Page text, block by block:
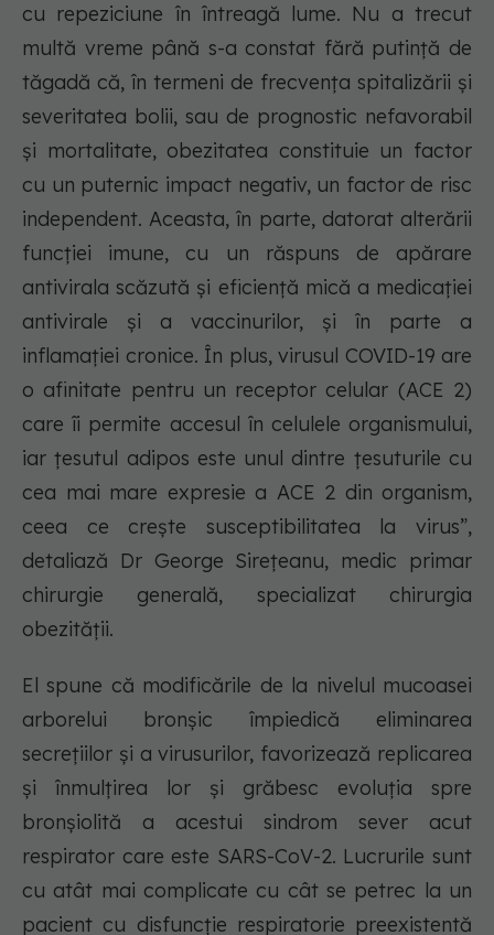
cu repeziciune în întreagă lume. Nu a trecut
multă vreme până s-a constat fără putință de
tăgadă că, în termeni de frecvența spitalizării și
severitatea bolii, sau de prognostic nefavorabil
și mortalitate, obezitatea constituie un factor
cu un puternic impact negativ, un factor de risc
independent. Aceasta, în parte, datorat alterării
funcției imune, cu un răspuns de apărare
antivirala scăzută și eficiență mică a medicației
antivirale și a vaccinurilor, și în parte a
inflamației cronice. În plus, virusul COVID-19 are
o afinitate pentru un receptor celular (ACE 2)
care îi permite accesul în celulele organismului,
iar țesutul adipos este unul dintre țesuturile cu
cea mai mare expresie a ACE 2 din organism,
ceea ce crește susceptibilitatea la virus”,
detaliază Dr George Sirețeanu, medic primar
chirurgie generală, specializat chirurgia
obezității.
El spune că modificările de la nivelul mucoasei
arborelui bronșic împiedică eliminarea
secrețiilor și a virusurilor, favorizează replicarea
și înmulțirea lor și grăbesc evoluția spre
bronșiolită a acestui sindrom sever acut
respirator care este SARS-CoV-2. Lucrurile sunt
cu atât mai complicate cu cât se petrec la un
pacient cu disfuncție respiratorie preexistentă